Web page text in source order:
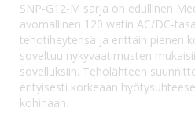
SNP-G12-M sarja on edullinen
avomallinen 120 watin AC/DC-
tehotiheytensä ja erittäin pienen
soveltuu nykyvaatimusten
sovelluksiin. Teholähteen
erityisesti korkeaan
kohinaan.